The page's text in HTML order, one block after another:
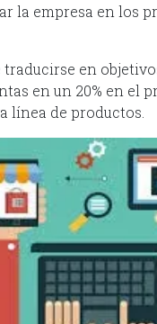
la empresa en los
en
en un 20% en el
línea de productos.